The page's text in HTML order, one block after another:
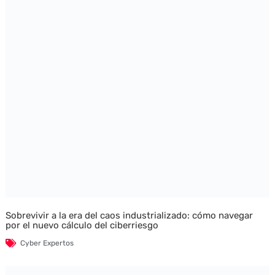
Sobrevivir a la era del caos industrializado: cómo navegar
por el nuevo cálculo del ciberriesgo
Cyber Expertos